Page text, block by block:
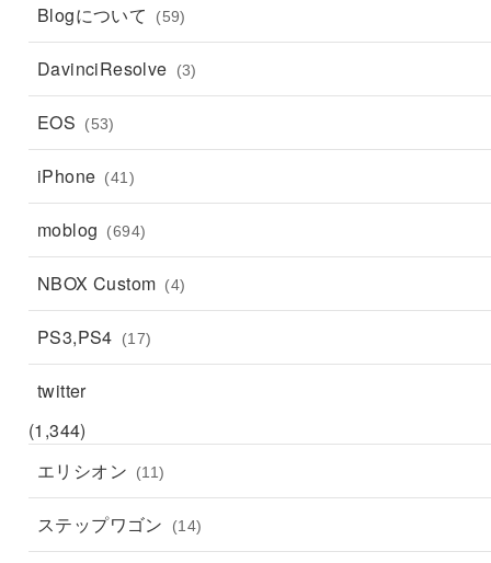
Blogについて (59)
DavinciResolve (3)
EOS (53)
iPhone (41)
moblog (694)
NBOX Custom (4)
PS3,PS4 (17)
twitter
(1,344)
エリシオン
(11)
ステップワゴン (14)